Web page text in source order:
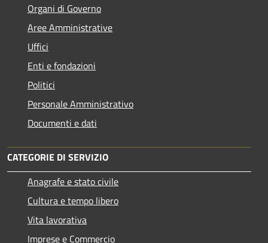
Organi di Governo
Aree Amministrative
Uffici
Enti e fondazioni
Politici
Personale Amministrativo
Documenti e dati
CATEGORIE DI SERVIZIO
Anagrafe e stato civile
Cultura e tempo libero
Vita lavorativa
Imprese e Commercio